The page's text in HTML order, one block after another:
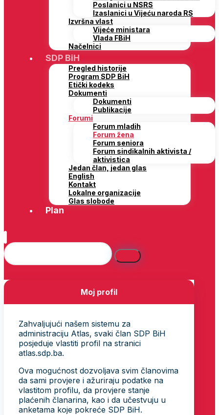
Poslanici u NSRS
Izaslanici u Vijeću naroda RS
Izvršna vlast
Vijeće ministara
Vlada FBiH
Načelnici
SDP BiH
Pregled historije
Program SDP BiH
Etički kodeks
Dokumenti
Dokumenti
Publikacije
Forumi
Forum mladih
Forum žena
Forum seniora
Forum sindikalnih aktivista /
aktivistica
Jedan član, jedan glas
English
Kontakt
Lokalne organizacije
Glas slobode
Plan
Moj profil
Zahvaljujući našem sistemu za
administraciju Atlas, svaki član SDP BiH
posjeduje vlastiti profil na stranici
atlas.sdp.ba.
Ova mogućnost dozvoljava svim članovima
da sami provjere i ažuriraju podatke na
vlastitom profilu, da provjere stanje
plaćenih članarina, kao i da učestvuju u
anketama koje pokreće SDP BiH.